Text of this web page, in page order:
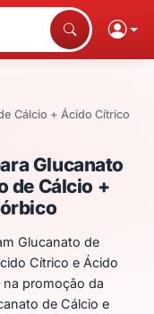
Cálcio + Ácido Cítrico
para
Glucanato
de Cálcio +
Glucanato de
Cítrico e Ácido
promoção da
de Cálcio e